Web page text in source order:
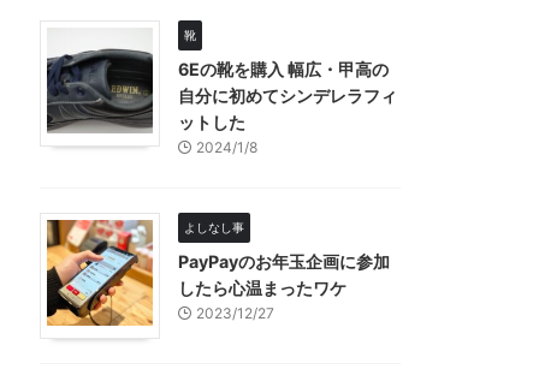
靴
6Eの靴を購入 幅広・甲高の
自分に初めてシンデレラフィ
ットした
2024/1/8
よしなし事
PayPayのお年玉企画に参加
したら心温まったワケ
2023/12/27